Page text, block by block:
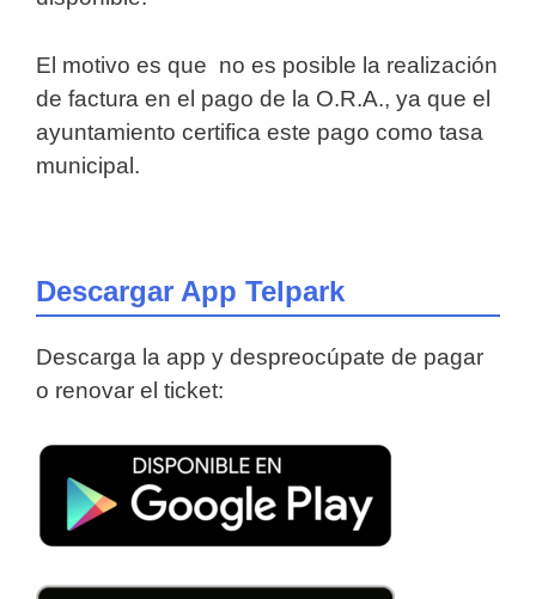
El motivo es que no es posible la realización
de factura en el pago de la O.R.A., ya que el
ayuntamiento certifica este pago como tasa
municipal.
Descargar App Telpark
Descarga la app y despreocúpate de pagar
o renovar el ticket: